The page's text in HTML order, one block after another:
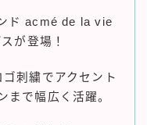
ド acmé de la vie
が登場！
刺繍でアクセント
まで幅広く活躍。